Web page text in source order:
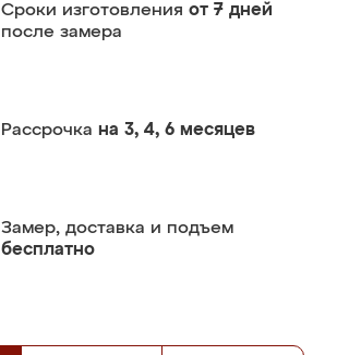
Сроки изготовления от 7 дней
после замера
Рассрочка на 3, 4, 6 месяцев
Замер, доставка и подъем
бесплатно